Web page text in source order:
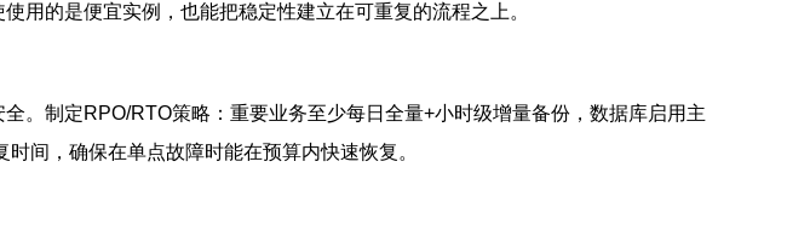
用的是便宜实例，也能把稳定性建立在可重复的流程之上。
。制定RPO/RTO策略：重要业务至少每日全量+小时级增量备份，数据库启用主
间，确保在单点故障时能在预算内快速恢复。